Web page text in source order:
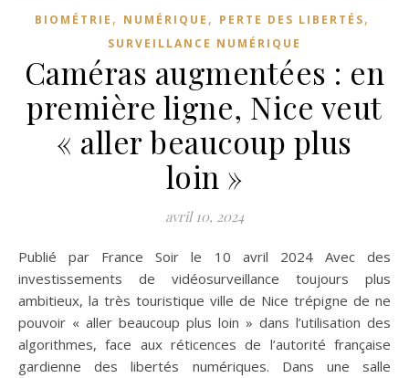
BIOMÉTRIE , NUMÉRIQUE , PERTE DES LIBERTÉS,
SURVEILLANCE NUMÉRIQUE
Caméras augmentées : en
première ligne, Nice veut
« aller beaucoup plus
loin »
avril 10, 2024
Publié par France Soir le 10 avril 2024 Avec des
investissements de vidéosurveillance toujours plus
ambitieux, la très touristique ville de Nice trépigne de ne
pouvoir « aller beaucoup plus loin » dans l’utilisation des
algorithmes, face aux réticences de l’autorité française
gardienne des libertés numériques. Dans une salle